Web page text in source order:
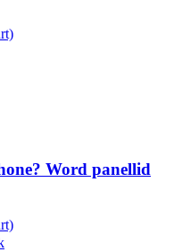
Word panellid